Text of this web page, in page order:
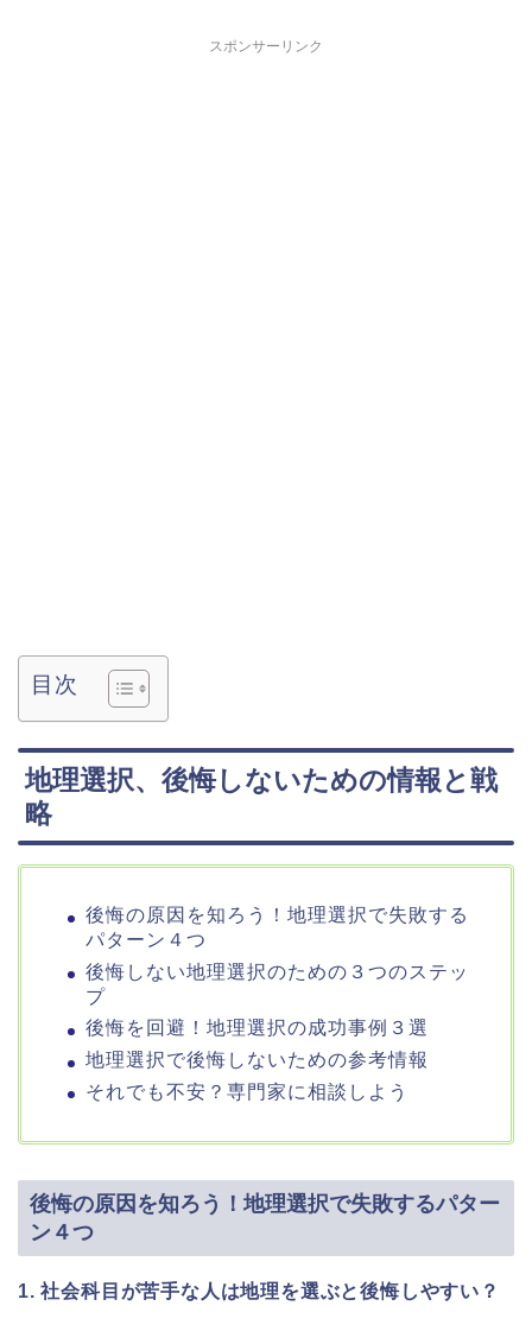
スポンサーリンク
目次
地理選択、後悔しないための情報と戦
略
後悔の原因を知ろう！地理選択で失敗する
パターン４つ
後悔しない地理選択のための３つのステッ
プ
後悔を回避！地理選択の成功事例３選
地理選択で後悔しないための参考情報
それでも不安？専門家に相談しよう
後悔の原因を知ろう！地理選択で失敗するパター
ン４つ
1. 社会科目が苦手な人は地理を選ぶと後悔しやすい？